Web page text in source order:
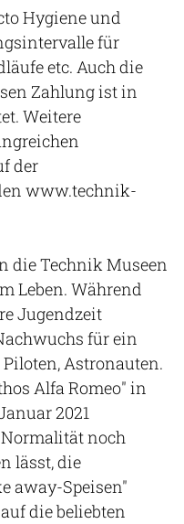
Hygiene und
für
etc. Auch die
Zahlung ist in
Weitere
der
www.technik-
die Technik Museen
Leben. Während
Jugendzeit
für ein
Astronauten.
Alfa Romeo" in
2021
noch
lässt, die
away-Speisen"
die beliebten